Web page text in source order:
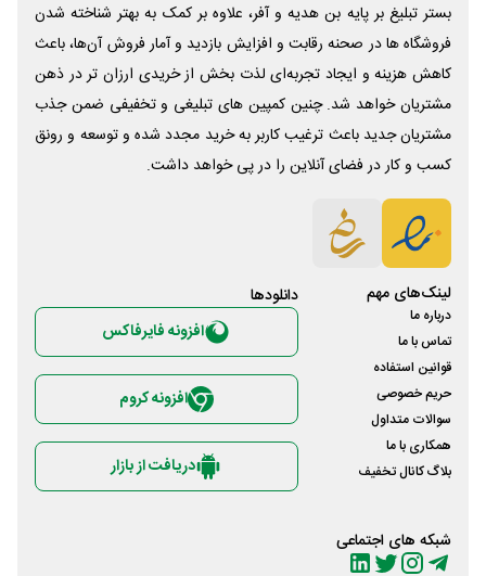
بستر تبلیغ بر پایه بن هدیه و آفر، علاوه بر کمک به بهتر شناخته شدن
فروشگاه ها در صحنه رقابت و افزایش بازدید و آمار فروش آن‌ها، باعث
کاهش هزینه و ایجاد تجربه‌ای لذت بخش از خریدی ارزان تر در ذهن
مشتریان خواهد شد. چنین کمپین های تبلیغی و تخفیفی ضمن جذب
مشتریان جدید باعث ترغیب کاربر به خرید مجدد شده و توسعه و رونق
کسب و کار در فضای آنلاین را در پی خواهد داشت.
لینک‌های مهم
درباره ما
تماس با ما
قوانین استفاده
حریم خصوصی
سوالات متداول
همکاری با ما
بلاگ کانال تخفیف
شبکه های اجتماعی
دانلود‌ها
افزونه فایرفاکس
افزونه کروم
دریافت از بازار